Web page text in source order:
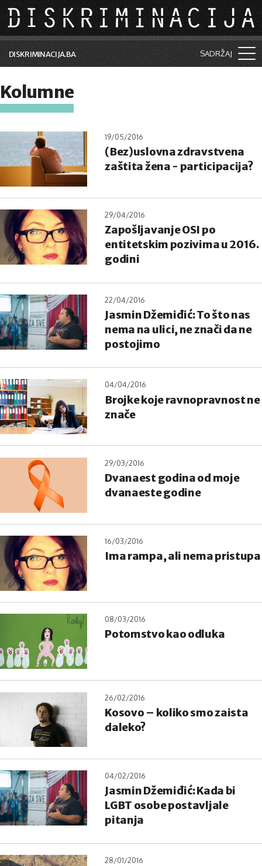
Skip to main content
DISKRIMINACIJA.BA SADRŽAJ
Vijesti i događaji
Kolumne
Lične priče
Saradnja sa medijima
Pretraga
Kolumne
19/05/2016
(Bez)uslovna zdravstvena
zaštita žena - participacija?
29/04/2016
Zapošljavanje OSI po
entitetskim pozivima u 2016.
godini
22/04/2016
Jasmin Džemiđić: To što nas
nema na ulici, ne znači da ne
postojimo
04/04/2016
Brojke koje ravnopravnost ne
znače
29/03/2016
Dvanaest godina od moje
dvanaeste godine
16/03/2016
Ima rampa, ali nema pristupa
08/03/2016
Potomstvo kao odluka
26/02/2016
Kosovo – koliko smo zaista
daleko?
04/02/2016
Jasmin Džemiđić: Kada bi
LGBT osobe postavljale
pitanja
28/01/2016